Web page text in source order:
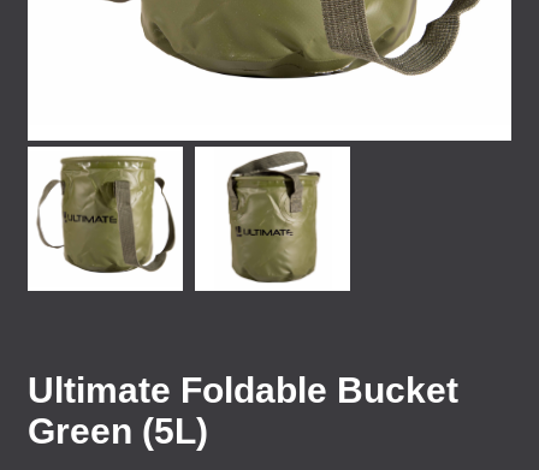
Ultimate Foldable Bucket
Green (5L)